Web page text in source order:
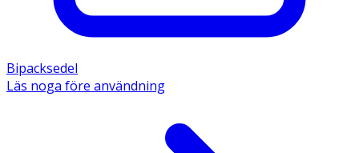
Bipacksedel
Läs noga före användning